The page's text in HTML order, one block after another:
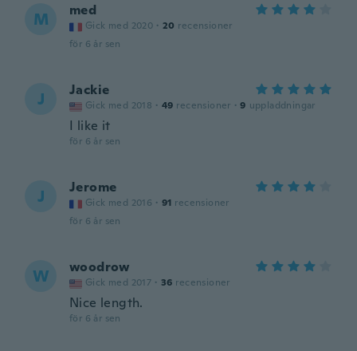
M med
Gick med 2020 · 20 recensioner
för 6 år sen
J Jackie
Gick med 2018 · 49 recensioner · 9 uppladdningar
I like it
för 6 år sen
J Jerome
Gick med 2016 · 91 recensioner
för 6 år sen
W woodrow
Gick med 2017 · 36 recensioner
Nice length.
för 6 år sen